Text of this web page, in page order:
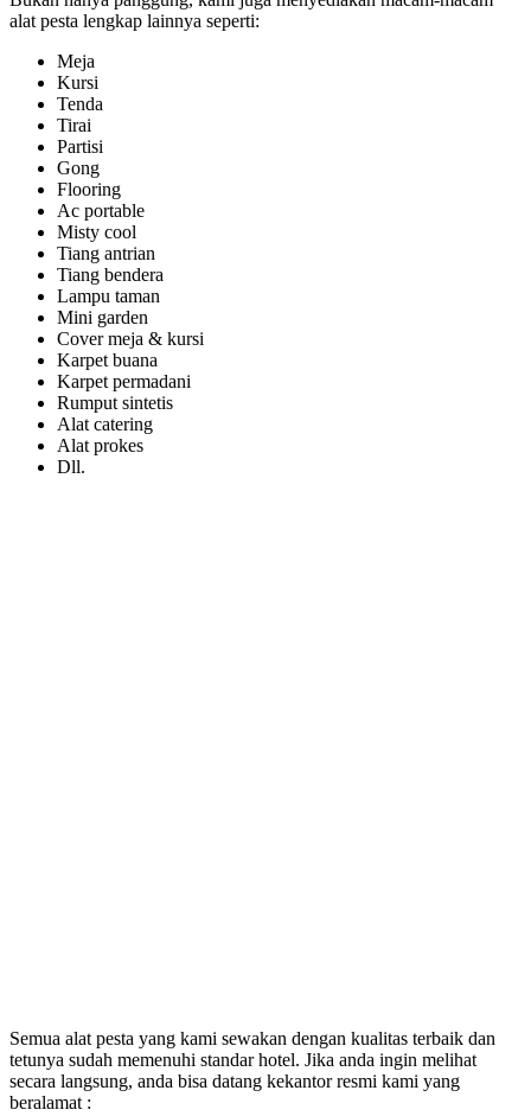
alat pesta lengkap lainnya seperti:
Meja
Kursi
Tenda
Tirai
Partisi
Gong
Flooring
Ac portable
Misty cool
Tiang antrian
Tiang bendera
Lampu taman
Mini garden
Cover meja & kursi
Karpet buana
Karpet permadani
Rumput sintetis
Alat catering
Alat prokes
Dll.
Semua alat pesta yang kami sewakan dengan kualitas terbaik dan
tetunya sudah memenuhi standar hotel. Jika anda ingin melihat
secara langsung, anda bisa datang kekantor resmi kami yang
beralamat :